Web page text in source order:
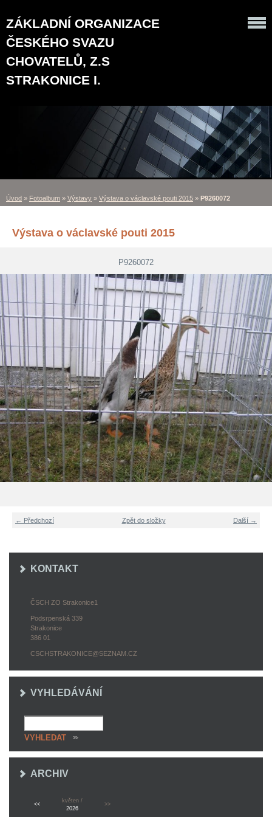
ZÁKLADNÍ ORGANIZACE
ČESKÉHO SVAZU
CHOVATELŮ, Z.S
STRAKONICE I.
Úvod » Fotoalbum » Výstavy » Výstava o václavské pouti 2015 » P9260072
Výstava o václavské pouti 2015
P9260072
← Předchozí Další →
Zpět do složky
KONTAKT
ČSCH ZO Strakonice1
Podsrpenská 339
Strakonice
386 01
CSCHSTRAKONICE@SEZNAM.CZ
VYHLEDÁVÁNÍ
ARCHIV
<<
květen /
2026
>>